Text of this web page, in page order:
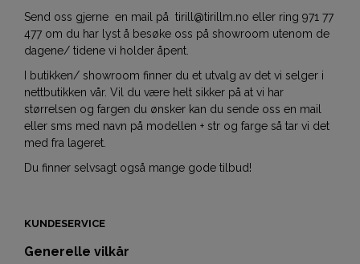
Send oss gjerne en mail på tirill@tirillm.no eller ring 971 77
477 om du har lyst å besøke oss på showroom utenom de
dagene/ tidene vi holder åpent.
I butikken/ showroom finner du et utvalg av det vi selger i
nettbutikken vår. Vil du være helt sikker på at vi har
størrelsen og fargen du ønsker kan du sende oss en mail
eller sms med navn på modellen + str og farge så tar vi det
med fra lageret.
Du finner selvsagt også mange gode tilbud!
KUNDESERVICE
Generelle vilkår